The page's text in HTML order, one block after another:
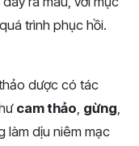
trình phục hồi.
dược có tác
cam thảo, gừng,
làm dịu niêm mạc